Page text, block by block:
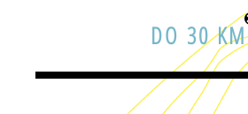
DO 30 KM